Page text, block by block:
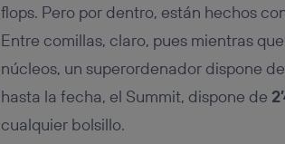
flops. Pero por dentro, están hechos
Entre comillas, claro, pues mientras
núcleos, un superordenador dispone
hasta la fecha, el Summit, dispone de
cualquier bolsillo.